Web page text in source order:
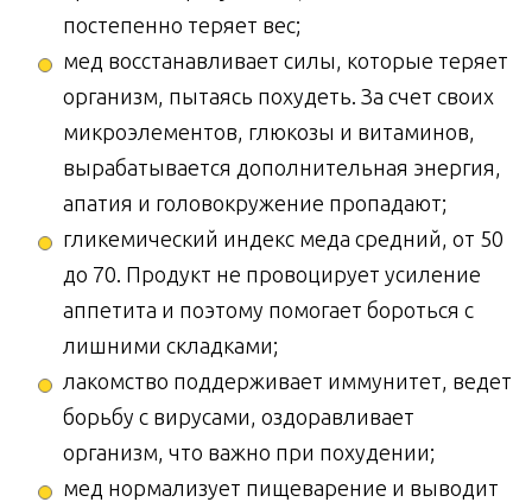
постепенно теряет вес;
мед восстанавливает силы, которые теряет
организм, пытаясь похудеть. За счет своих
микроэлементов, глюкозы и витаминов,
вырабатывается дополнительная энергия,
апатия и головокружение пропадают;
гликемический индекс меда средний, от 50
до 70. Продукт не провоцирует усиление
аппетита и поэтому помогает бороться с
лишними складками;
лакомство поддерживает иммунитет, ведет
борьбу с вирусами, оздоравливает
организм, что важно при похудении;
мед нормализует пищеварение и выводит